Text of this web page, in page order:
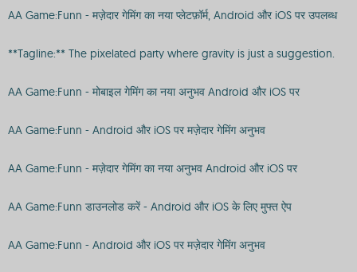
AA Game:Funn - मज़ेदार गेमिंग का नया प्लेटफ़ॉर्म, Android और iOS पर उपलब्ध
**Tagline:** The pixelated party where gravity is just a suggestion.
AA Game:Funn - मोबाइल गेमिंग का नया अनुभव Android और iOS पर
AA Game:Funn - Android और iOS पर मज़ेदार गेमिंग अनुभव
AA Game:Funn - मज़ेदार गेमिंग का नया अनुभव Android और iOS पर
AA Game:Funn डाउनलोड करें - Android और iOS के लिए मुफ्त ऐप
AA Game:Funn - Android और iOS पर मज़ेदार गेमिंग अनुभव